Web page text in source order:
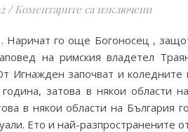
/ Коментарите са изключениза
Наричат го още Богоносец ,
на римския владетел
Игнажден започват и
затова в някои области
в някои области на България
Ето и най-разпространените